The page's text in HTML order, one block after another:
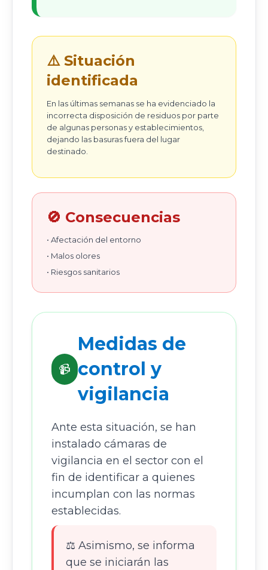
⚠️ Situación
identificada
En las últimas semanas se ha evidenciado la
incorrecta disposición de residuos por parte
de algunas personas y establecimientos,
dejando las basuras fuera del lugar
destinado.
🚫 Consecuencias
• Afectación del entorno
• Malos olores
• Riesgos sanitarios
📹
Medidas de
control y
vigilancia
Ante esta situación, se han
instalado cámaras de
vigilancia en el sector con el
fin de identificar a quienes
incumplan con las normas
establecidas.
⚖️ Asimismo, se informa
que se iniciarán las